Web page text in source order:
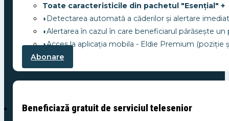
Toate caracteristicile din pachetul "Esențial" +
◗Detectarea automată a căderilor și alertare
◗Alertarea în cazul în care beneficiarul părăsește
◗Acces la aplicația mobila - Eldie Premium (poziție
Abonare
Beneficiază gratuit de serviciul telesenior